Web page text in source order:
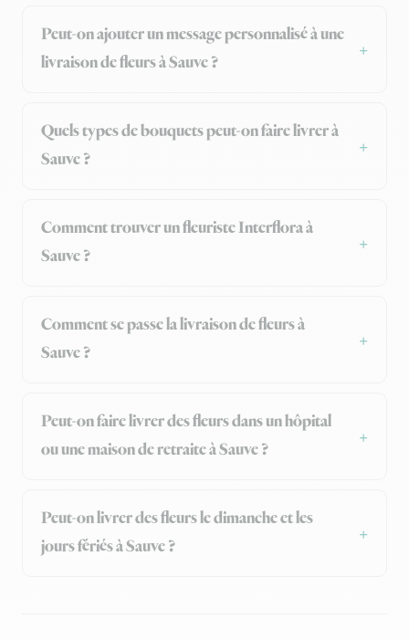
Peut-on ajouter un message personnalisé à une
livraison de fleurs à Sauve ?
Quels types de bouquets peut-on faire livrer à
Sauve ?
Comment trouver un fleuriste Interflora à
Sauve ?
Comment se passe la livraison de fleurs à
Sauve ?
Peut-on faire livrer des fleurs dans un hôpital
ou une maison de retraite à Sauve ?
Peut-on livrer des fleurs le dimanche et les
jours fériés à Sauve ?